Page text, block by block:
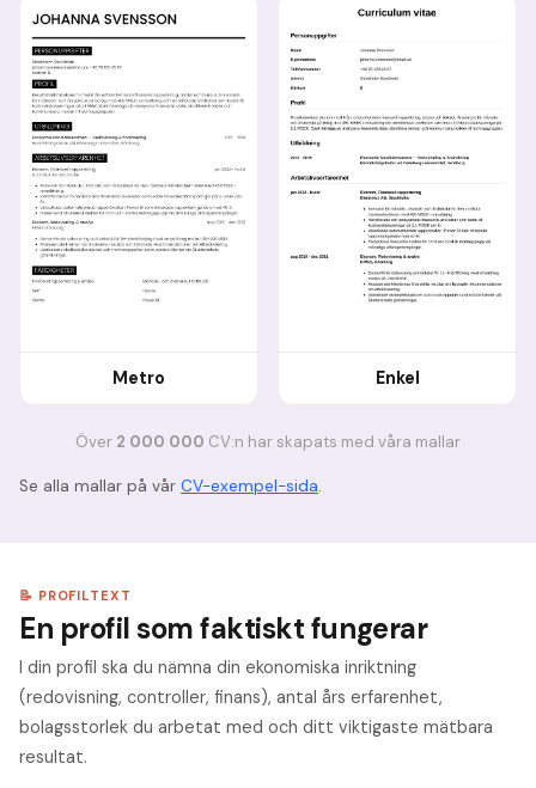
Metro Enkel
Över 2 000 000 CV:n har skapats med våra mallar
Se alla mallar på vår CV-exempel-sida.
📝 PROFILTEXT
En profil som faktiskt fungerar
I din profil ska du nämna din ekonomiska inriktning
(redovisning, controller, finans), antal års erfarenhet,
bolagsstorlek du arbetat med och ditt viktigaste mätbara
resultat.